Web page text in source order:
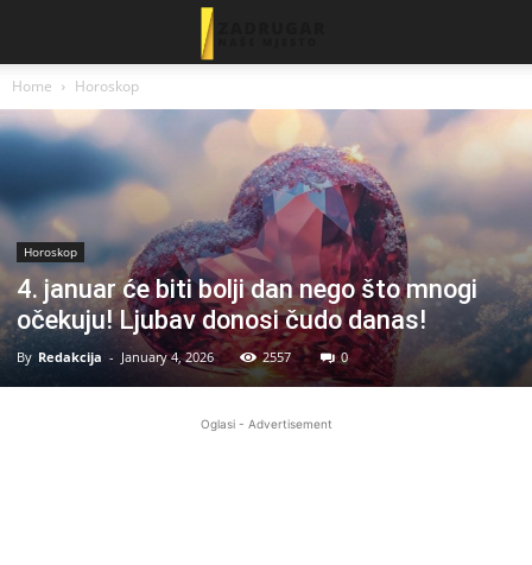
Home Horoskop
Horoskop
4. januar će biti bolji dan nego što mnogi
očekuju! Ljubav donosi čudo danas!
By Redakcija - January 4, 2026 2557 0
Oglasi - Advertisement